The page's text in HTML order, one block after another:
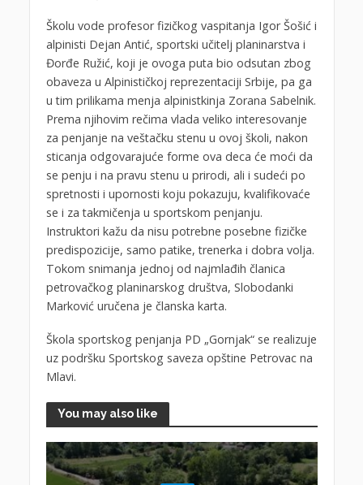
Školu vode profesor fizičkog vaspitanja Igor Šošić i
alpinisti Dejan Antić, sportski učitelj planinarstva i
Đorđe Ružić, koji je ovoga puta bio odsutan zbog
obaveza u Alpinističkoj reprezentaciji Srbije, pa ga
u tim prilikama menja alpinistkinja Zorana Sabelnik.
Prema njihovim rečima vlada veliko interesovanje
za penjanje na veštačku stenu u ovoj školi, nakon
sticanja odgovarajuće forme ova deca će moći da
se penju i na pravu stenu u prirodi, ali i sudeći po
spretnosti i upornosti koju pokazuju, kvalifikovaće
se i za takmičenja u sportskom penjanju.
Instruktori kažu da nisu potrebne posebne fizičke
predispozicije, samo patike, trenerka i dobra volja.
Tokom snimanja jednoj od najmlađih članica
petrovačkog planinarskog društva, Slobodanki
Marković uručena je članska karta.
Škola sportskog penjanja PD „Gornjak“ se realizuje
uz podršku Sportskog saveza opštine Petrovac na
Mlavi.
You may also like